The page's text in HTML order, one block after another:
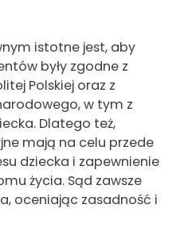
istotne jest, aby
były zgodne z
Polskiej oraz z
w tym z
Dlatego też,
mają na celu przede
dziecka i zapewnienie
życia. Sąd zawsze
oceniając zasadność i